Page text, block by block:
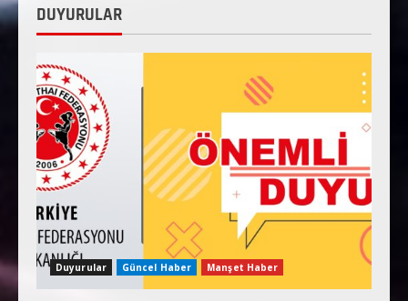
DUYURULAR
Duyurular Güncel Haber Manşet Haber